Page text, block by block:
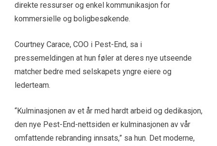
direkte ressurser og enkel kommunikasjon for
kommersielle og boligbesøkende.
Courtney Carace, COO i Pest-End, sa i
pressemeldingen at hun føler at deres nye utseende
matcher bedre med selskapets yngre eiere og
lederteam.
“Kulminasjonen av et år med hardt arbeid og dedikasjon,
den nye Pest-End-nettsiden er kulminasjonen av vår
omfattende rebranding innsats,” sa hun. Det moderne,